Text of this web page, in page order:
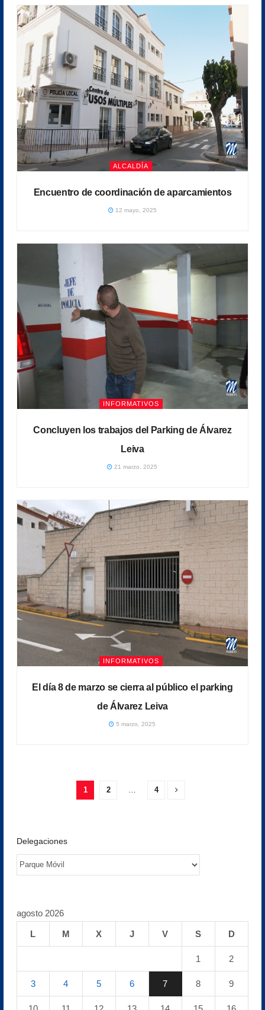
ALCALDÍA
Encuentro de coordinación de aparcamientos
12 mayo, 2025
INFORMATIVOS
Concluyen los trabajos del Parking de Álvarez
Leiva
21 marzo, 2025
INFORMATIVOS
El día 8 de marzo se cierra al público el parking
de Álvarez Leiva
5 marzo, 2025
1 2 4
Delegaciones
agosto 2026
L M X J V S D
1 2
3 4 5 6 7 8 9